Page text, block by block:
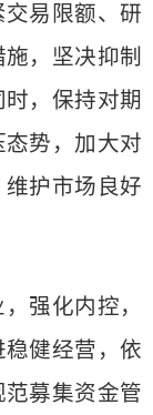
易限额、研
，坚决抑制
，保持对期
势，加大对
护市场良好
强化内控，
健经营，依
募集资金管